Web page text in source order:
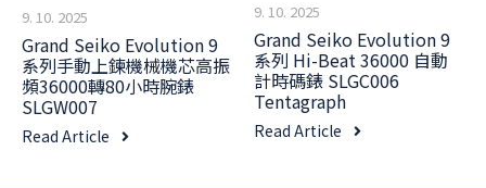
9. 10. 2025
Grand Seiko Evolution 9
系列手動上鍊機械機芯高振
頻36000轉80小時腕錶
SLGW007
Read Article
9. 10. 2025
Grand Seiko Evolution 9
系列 Hi-Beat 36000 自動
計時碼錶 SLGC006
Tentagraph
Read Article